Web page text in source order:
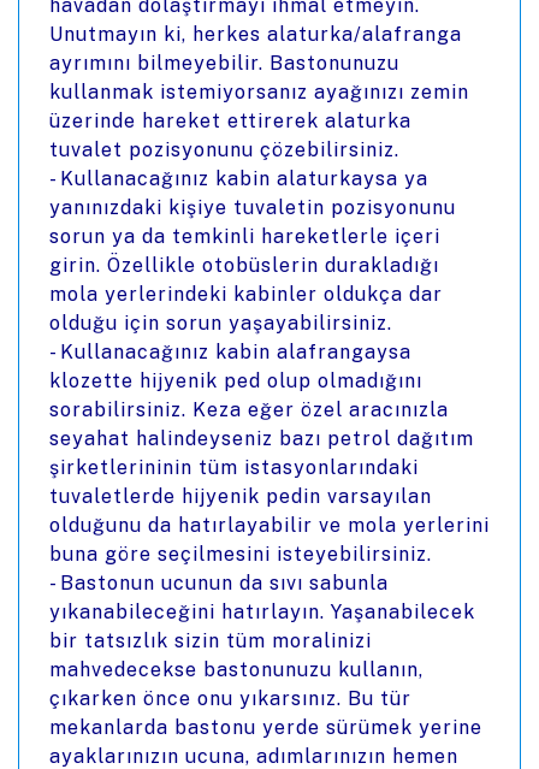
havadan dolaştırmayı ihmal etmeyin.
Unutmayın ki, herkes alaturka/alafranga
ayrımını bilmeyebilir. Bastonunuzu
kullanmak istemiyorsanız ayağınızı zemin
üzerinde hareket ettirerek alaturka
tuvalet pozisyonunu çözebilirsiniz.
- Kullanacağınız kabin alaturkaysa ya
yanınızdaki kişiye tuvaletin pozisyonunu
sorun ya da temkinli hareketlerle içeri
girin. Özellikle otobüslerin durakladığı
mola yerlerindeki kabinler oldukça dar
olduğu için sorun yaşayabilirsiniz.
- Kullanacağınız kabin alafrangaysa
klozette hijyenik ped olup olmadığını
sorabilirsiniz. Keza eğer özel aracınızla
seyahat halindeyseniz bazı petrol dağıtım
şirketlerininin tüm istasyonlarındaki
tuvaletlerde hijyenik pedin varsayılan
olduğunu da hatırlayabilir ve mola yerlerini
buna göre seçilmesini isteyebilirsiniz.
- Bastonun ucunun da sıvı sabunla
yıkanabileceğini hatırlayın. Yaşanabilecek
bir tatsızlık sizin tüm moralinizi
mahvedecekse bastonunuzu kullanın,
çıkarken önce onu yıkarsınız. Bu tür
mekanlarda bastonu yerde sürümek yerine
ayaklarınızın ucuna, adımlarınızın hemen